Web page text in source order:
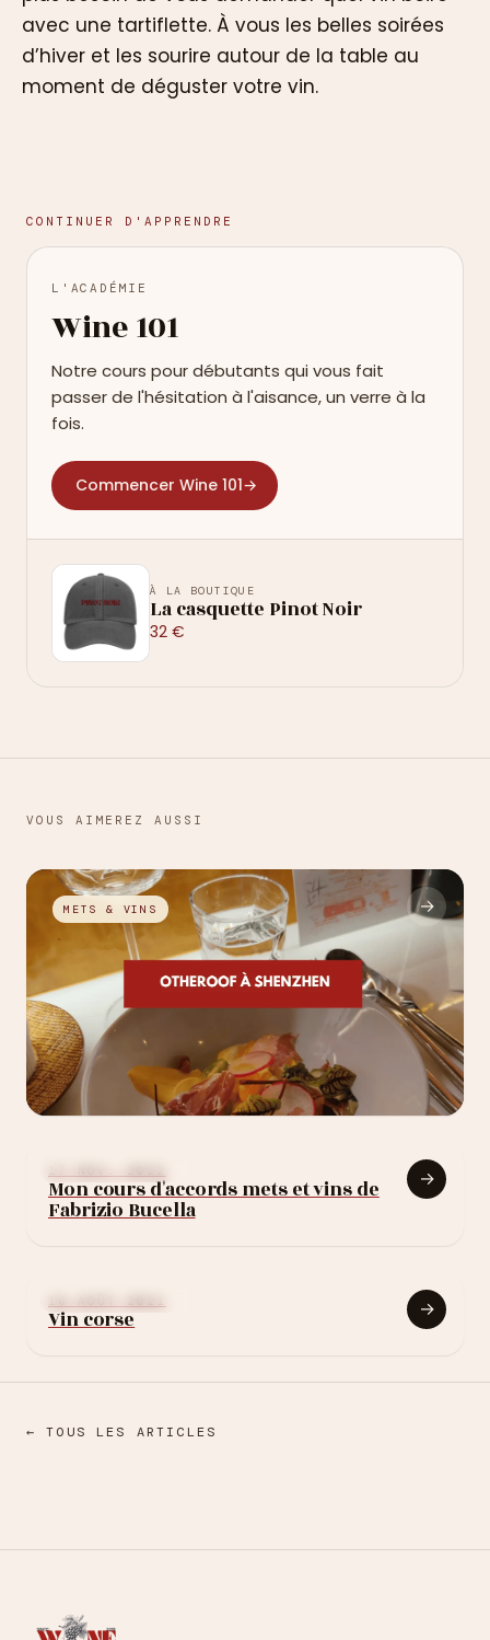
avec une tartiflette. À vous les belles soirées
d’hiver et les sourire autour de la table au
moment de déguster votre vin.
CONTINUER D'APPRENDRE
L'ACADÉMIE
Wine 101
Notre cours pour débutants qui vous fait
passer de l'hésitation à l'aisance, un verre à la
fois.
Commencer Wine 101→
À LA BOUTIQUE
La casquette Pinot Noir
32 €
VOUS AIMEREZ AUSSI
METS & VINS
Otheroof à Shenzhen
→
APPRENDRE LE VIN
17 NOV. 2022
Mon cours d'accords mets et vins de
Fabrizio Bucella
→
APPRENDRE LE VIN
16 AOÛT 2021
Vin corse →
← TOUS LES ARTICLES